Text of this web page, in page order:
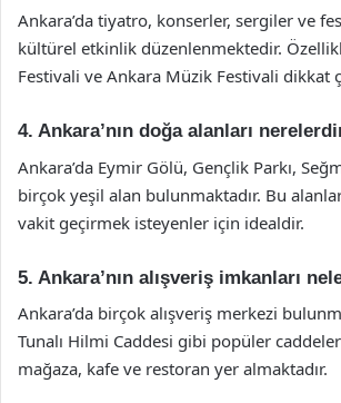
Ankara’da tiyatro, konserler, sergiler ve
kültürel etkinlik düzenlenmektedir.
Festivali ve Ankara Müzik Festivali dikkat
4. Ankara’nın doğa alanları
Ankara’da Eymir Gölü, Gençlik Parkı,
birçok yeşil alan bulunmaktadır. Bu
vakit geçirmek isteyenler için idealdir.
5. Ankara’nın alışveriş imkanları
Ankara’da birçok alışveriş merkezi
Tunalı Hilmi Caddesi gibi popüler
mağaza, kafe ve restoran yer almaktadır.